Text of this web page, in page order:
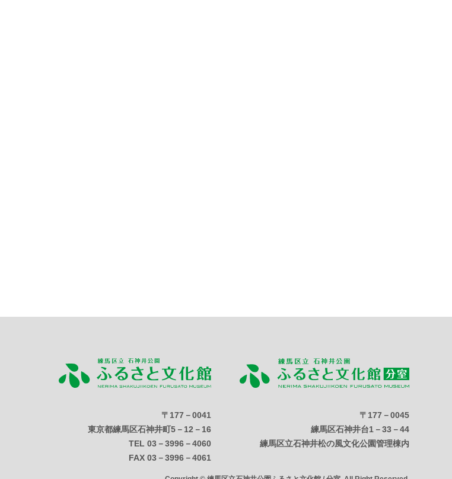
〒177－0045
練馬区石神井台1－33－44
練馬区立石神井松の風文化公園管理棟内
〒177－0041
東京都練馬区石神井町5－12－16
TEL 03－3996－4060
FAX 03－3996－4061